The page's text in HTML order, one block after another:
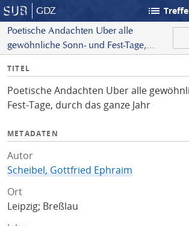
GDZ list
Poetische Andachten Uber alle
gewöhnliche Sonn- und Fest-Tage,
I
f
o
TITEL
Poetische Andachten Uber alle
Fest-Tage, durch das ganze Jahr
METADATEN
Autor
Scheibel, Gottfried Ephraim
Ort
Leipzig; Breßlau